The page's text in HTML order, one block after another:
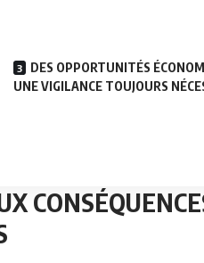
DES OPPORTUNITÉS
UNE VIGILANCE TOUJOURS